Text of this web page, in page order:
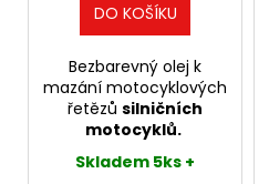
DO KOŠÍKU
Bezbarevný olej k
mazání motocyklových
řetězů silničních
motocyklů.
Skladem 5ks +